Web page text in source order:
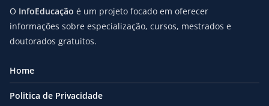
O InfoEducação é um projeto focado em oferecer
informações sobre especialização, cursos, mestrados e
doutorados gratuitos.
Home
Politica de Privacidade